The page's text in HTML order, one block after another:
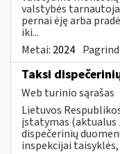
valstybės
pernai ėję arba
iki...
Metai: 2024
Taksi
Web turinio sąrašas
Lietuvos
įstatymas (aktualus
dispečerinių
inspekcijai